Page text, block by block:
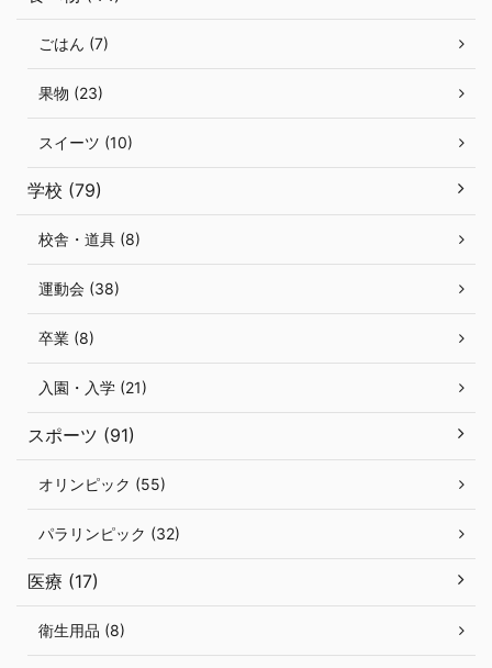
ごはん (7)
果物 (23)
スイーツ (10)
学校 (79)
校舎・道具 (8)
運動会 (38)
卒業 (8)
入園・入学 (21)
スポーツ (91)
オリンピック (55)
パラリンピック (32)
医療 (17)
衛生用品 (8)